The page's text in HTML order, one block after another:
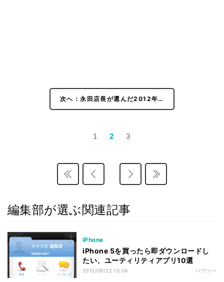
次へ：永田店長が選んだ2012年…
1 2 3
編集部が選ぶ関連記事
iPhone
iPhone 5を買ったら即ダウンロードし
たい、ユーティリティアプリ10選
2012/09/22 15:04 ハウツー